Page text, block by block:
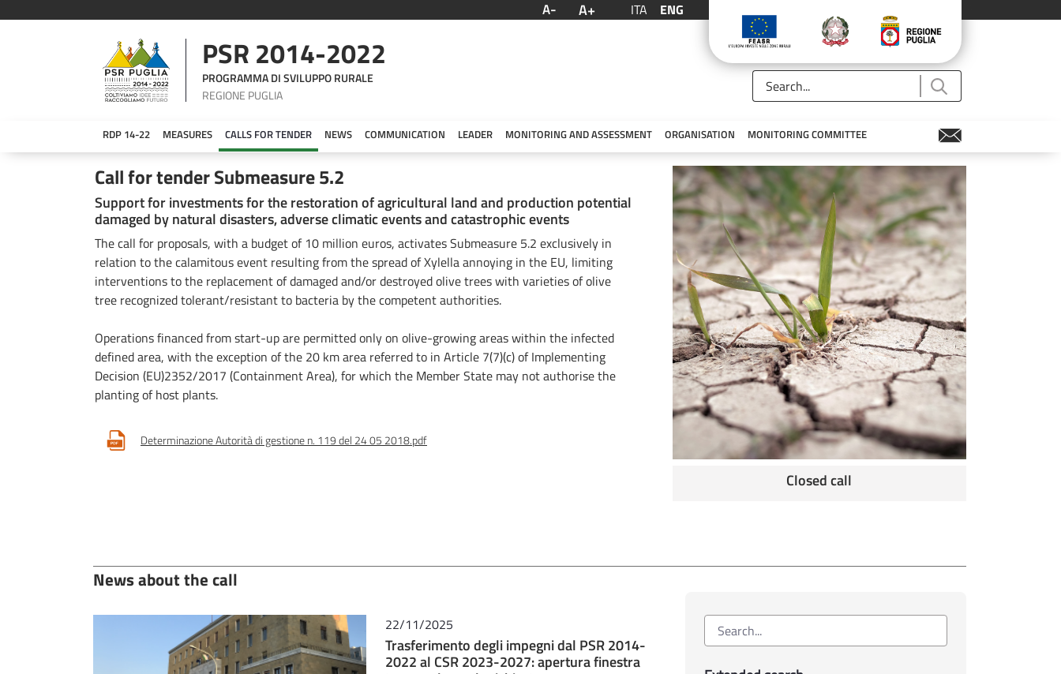
A- A+ ITA ENG
PSR 2014-2022
PROGRAMMA DI SVILUPPO RURALE
REGIONE PUGLIA
RDP 14-22 MEASURES CALLS FOR TENDER NEWS COMMUNICATION LEADER MONITORING AND ASSESSMENT ORGANISATION MONITORING COMMITTEE
Bando Sottomisura 5.2
Call for tender Submeasure 5.2
Support for investments for the restoration of agricultural land and production potential
damaged by natural disasters, adverse climatic events and catastrophic events
The call for proposals, with a budget of 10 million euros, activates Submeasure 5.2 exclusively in
relation to the calamitous event resulting from the spread of Xylella annoying in the EU, limiting
interventions to the replacement of damaged and/or destroyed olive trees with varieties of olive
tree recognized tolerant/resistant to bacteria by the competent authorities.
Operations financed from start-up are permitted only on olive-growing areas within the infected
defined area, with the exception of the 20 km area referred to in Article 7(7)(c) of Implementing
Decision (EU)2352/2017 (Containment Area), for which the Member State may not authorise the
planting of host plants.
Determinazione Autorità di gestione n. 119 del 24 05 2018.pdf
Closed call
News about the call
22/11/2025
Trasferimento degli impegni dal PSR 2014-
2022 al CSR 2023-2027: apertura finestra